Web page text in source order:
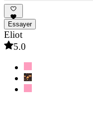
Essayer
Eliot
5.0